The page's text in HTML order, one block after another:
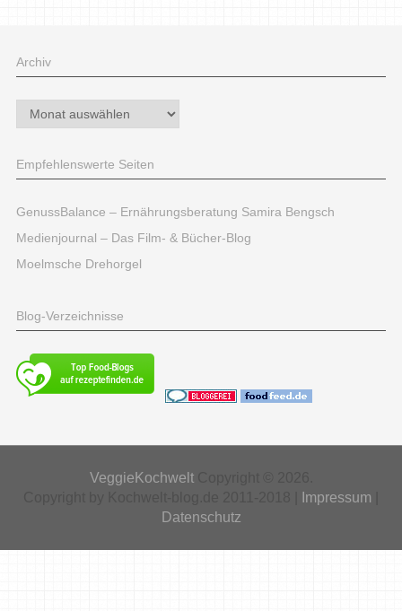
Archiv
Archiv
Empfehlenswerte Seiten
GenussBalance – Ernährungsberatung Samira Bengsch
Medienjournal – Das Film- & Bücher-Blog
Moelmsche Drehorgel
Blog-Verzeichnisse
VeggieKochweltCopyright © 2026.
Impressum
Datenschutz